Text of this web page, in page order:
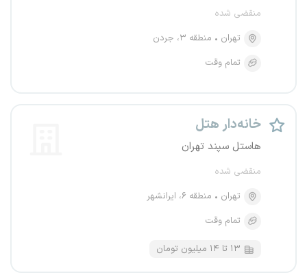
منقضی شده
تهران
منطقه ۳، جردن
تمام وقت
خانه‌دار هتل
هاستل سپند تهران
منقضی شده
تهران
منطقه ۶، ایرانشهر
تمام وقت
۱۳ تا ۱۴ میلیون تومان